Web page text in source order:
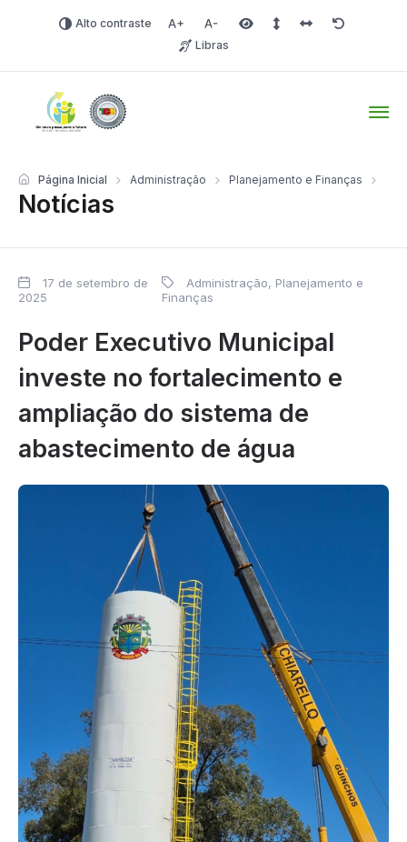
Alto contraste Aumentar fonte
Diminuir fonteÁrea selecionada
Espaçamento de linha
Espaço dos
Redefinir
Libras
Notícias
Página Inicial Administração Planejamento e Finanças
17 de setembro de
2025
Administração, Planejamento e
Finanças
Poder Executivo Municipal
investe no fortalecimento e
ampliação do sistema de
abastecimento de água